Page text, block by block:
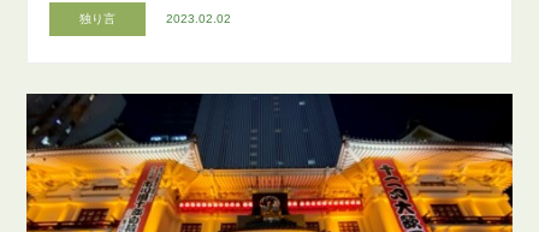
独り言 2023.02.02